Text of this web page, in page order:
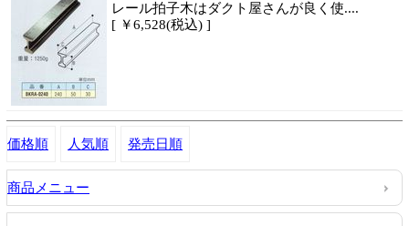
レール拍子木はダクト屋さんが良く使....
[ ￥6,528(税込) ]
価格順 人気順 発売日順
商品メニュー